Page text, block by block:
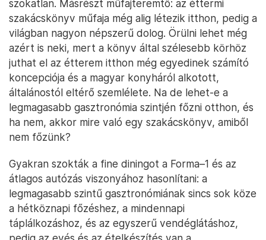
szokatlan. Másrészt műfajteremtő: az éttermi
szakácskönyv műfaja még alig létezik itthon, pedig a
világban nagyon népszerű dolog. Örülni lehet még
azért is neki, mert a könyv által szélesebb körhöz
juthat el az étterem itthon még egyedinek számító
koncepciója és a magyar konyháról alkotott,
általánostól eltérő szemlélete. Na de lehet-e a
legmagasabb gasztronómia szintjén főzni otthon, és
ha nem, akkor mire való egy szakácskönyv, amiből
nem főzünk?
Gyakran szokták a fine diningot a Forma–1 és az
átlagos autózás viszonyához hasonlítani: a
legmagasabb szintű gasztronómiának sincs sok köze
a hétköznapi főzéshez, a mindennapi
táplálkozáshoz, és az egyszerű vendéglátáshoz,